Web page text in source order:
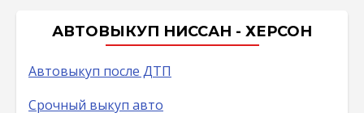
АВТОВЫКУП НИССАН - ХЕРСОН
Автовыкуп после ДТП
Срочный выкуп авто